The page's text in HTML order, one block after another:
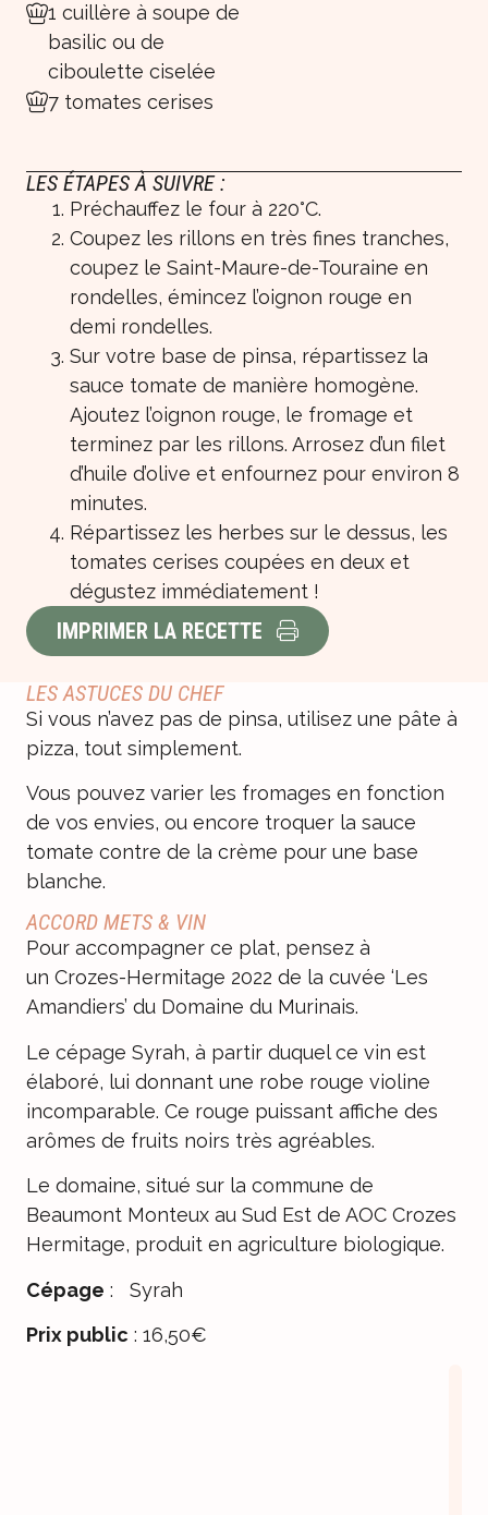
1 cuillère à soupe de
basilic ou de
ciboulette ciselée
7 tomates cerises
LES ÉTAPES À SUIVRE :
Préchauffez le four à 220°C.
Coupez les rillons en très fines tranches,
coupez le Saint-Maure-de-Touraine en
rondelles, émincez l’oignon rouge en
demi rondelles.
Sur votre base de pinsa, répartissez la
sauce tomate de manière homogène.
Ajoutez l’oignon rouge, le fromage et
terminez par les rillons. Arrosez d’un filet
d’huile d’olive et enfournez pour environ 8
minutes.
Répartissez les herbes sur le dessus, les
tomates cerises coupées en deux et
dégustez immédiatement !
IMPRIMER LA RECETTE
LES ASTUCES DU CHEF
Si vous n’avez pas de pinsa, utilisez une pâte à
pizza, tout simplement.
Vous pouvez varier les fromages en fonction
de vos envies, ou encore troquer la sauce
tomate contre de la crème pour une base
blanche.
ACCORD METS & VIN
Pour accompagner ce plat, pensez à
un Crozes-Hermitage 2022 de la cuvée ‘Les
Amandiers’ du Domaine du Murinais.
Le cépage Syrah, à partir duquel ce vin est
élaboré, lui donnant une robe rouge violine
incomparable. Ce rouge puissant affiche des
arômes de fruits noirs très agréables.
Le domaine, situé sur la commune de
Beaumont Monteux au Sud Est de AOC Crozes
Hermitage, produit en agriculture biologique.
Cépage : Syrah
Prix public : 16,50€